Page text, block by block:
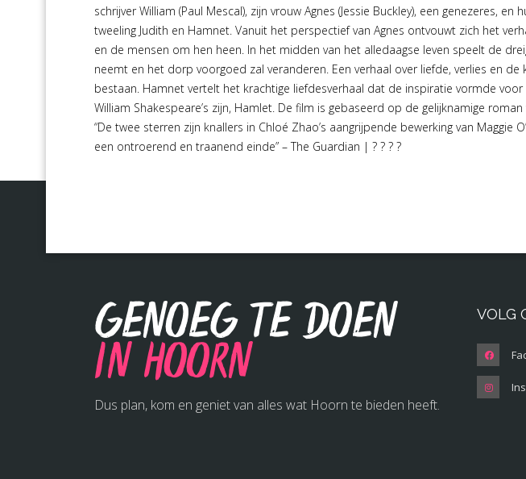
schrijver William (Paul Mescal), zijn vrouw Agnes (Jessie Buckley), een genezeres, en
tweeling Judith en Hamnet. Vanuit het perspectief van Agnes ontvouwt zich het
en de mensen om hen heen. In het midden van het alledaagse leven speelt de
neemt en het dorp voorgoed zal veranderen. Een verhaal over liefde, verlies en de
bestaan. Hamnet vertelt het krachtige liefdesverhaal dat de inspiratie vormde
William Shakespeare’s zijn, Hamlet. De film is gebaseerd op de gelijknamige roman
“De twee sterren zijn knallers in Chloé Zhao’s aangrijpende bewerking van Maggie
een ontroerend en traanend einde” – The Guardian | ? ? ? ?
Genoeg te doen
in Hoorn
Dus plan, kom en geniet van alles wat Hoorn te bieden heeft.
VOLG